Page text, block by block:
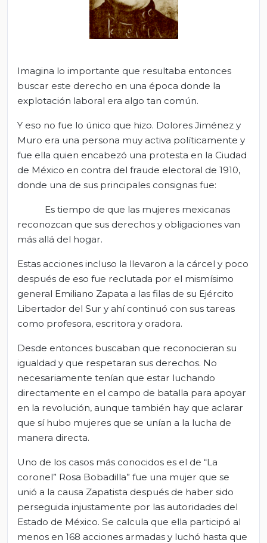
Imagina lo importante que resultaba entonces
buscar este derecho en una época donde la
explotación laboral era algo tan común.
Y eso no fue lo único que hizo. Dolores Jiménez y
Muro era una persona muy activa políticamente y
fue ella quien encabezó una protesta en la Ciudad
de México en contra del fraude electoral de 1910,
donde una de sus principales consignas fue:
Es tiempo de que las mujeres mexicanas
reconozcan que sus derechos y obligaciones van
más allá del hogar.
Estas acciones incluso la llevaron a la cárcel y poco
después de eso fue reclutada por el mismísimo
general Emiliano Zapata a las filas de su Ejército
Libertador del Sur y ahí continuó con sus tareas
como profesora, escritora y oradora.
Desde entonces buscaban que reconocieran su
igualdad y que respetaran sus derechos. No
necesariamente tenían que estar luchando
directamente en el campo de batalla para apoyar
en la revolución, aunque también hay que aclarar
que sí hubo mujeres que se unían a la lucha de
manera directa.
Uno de los casos más conocidos es el de “La
coronel” Rosa Bobadilla” fue una mujer que se
unió a la causa Zapatista después de haber sido
perseguida injustamente por las autoridades del
Estado de México. Se calcula que ella participó al
menos en 168 acciones armadas y luchó hasta que